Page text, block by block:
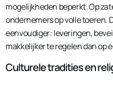
mogelijkheden beperkt. Op
ondernemers op volle toeren.
eenvoudiger: leveringen,
makkelijker te regelen dan op
Culturele tradities en